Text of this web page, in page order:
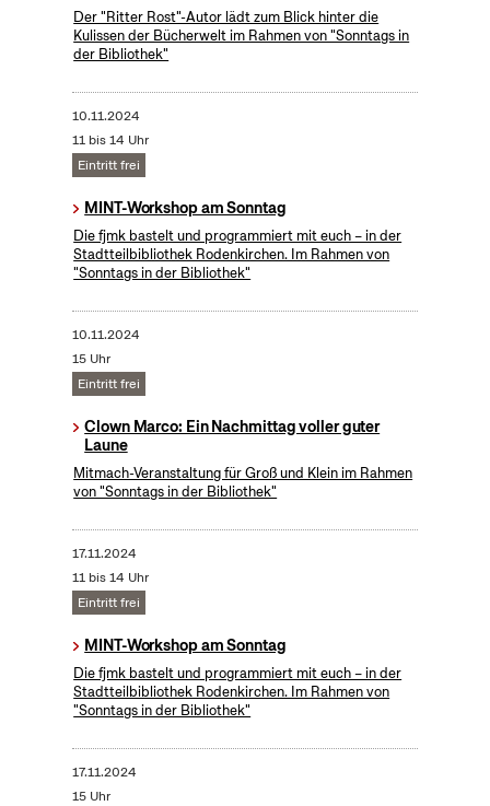
Der "Ritter Rost"-Autor lädt zum Blick hinter die
Kulissen der Bücherwelt im Rahmen von "Sonntags in
der Bibliothek"
10.11.2024
11 bis 14 Uhr
Eintritt frei
MINT-Workshop am Sonntag
Die fjmk bastelt und programmiert mit euch – in der
Stadtteilbibliothek Rodenkirchen. Im Rahmen von
"Sonntags in der Bibliothek"
10.11.2024
15 Uhr
Eintritt frei
Clown Marco: Ein Nachmittag voller guter
Laune
Mitmach-Veranstaltung für Groß und Klein im Rahmen
von "Sonntags in der Bibliothek"
17.11.2024
11 bis 14 Uhr
Eintritt frei
MINT-Workshop am Sonntag
Die fjmk bastelt und programmiert mit euch – in der
Stadtteilbibliothek Rodenkirchen. Im Rahmen von
"Sonntags in der Bibliothek"
17.11.2024
15 Uhr